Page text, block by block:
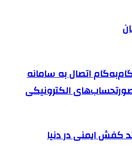
اتصال به سامانه
الکترونیکی
کفش ایمنی در دنیا